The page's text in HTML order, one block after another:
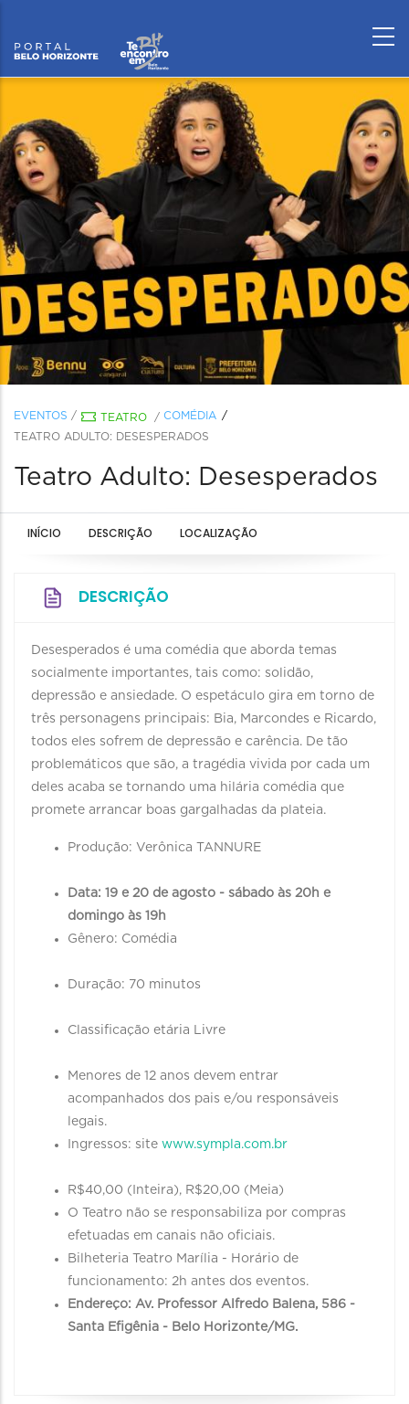
EVENTOS / TEATRO / COMÉDIA
TEATRO ADULTO: DESESPERADOS
Teatro Adulto: Desesperados
INÍCIO DESCRIÇÃO LOCALIZAÇÃO
DESCRIÇÃO
Desesperados é uma comédia que aborda temas
socialmente importantes, tais como: solidão,
depressão e ansiedade. O espetáculo gira em torno de
três personagens principais: Bia, Marcondes e Ricardo,
todos eles sofrem de depressão e carência. De tão
problemáticos que são, a tragédia vivida por cada um
deles acaba se tornando uma hilária comédia que
promete arrancar boas gargalhadas da plateia.
Produção: Verônica TANNURE
Data: 19 e 20 de agosto - sábado às 20h e
domingo às 19h
Gênero: Comédia
Duração: 70 minutos
Classificação etária Livre
Menores de 12 anos devem entrar
acompanhados dos pais e/ou responsáveis
legais.
Ingressos: site www.sympla.com.br
R$40,00 (Inteira), R$20,00 (Meia)
O Teatro não se responsabiliza por compras
efetuadas em canais não oficiais.
Bilheteria Teatro Marília - Horário de
funcionamento: 2h antes dos eventos.
Endereço: Av. Professor Alfredo Balena, 586 -
Santa Efigênia - Belo Horizonte/MG.